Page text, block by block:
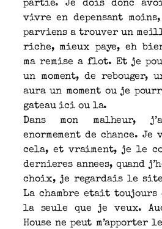
partie. Je dois donc
vivre en depensant
parviens a trouver un
riche, mieux paye, eh
ma remise a flot. Et je
un moment, de rebouger,
aura un moment ou je
gateau ici ou la.
Dans mon malheur,
enormement de chance.
cela, et vraiment, je le
dernieres annees, quand
choix, je regardais le site
La chambre etait toujours
la seule que je veux.
House ne peut